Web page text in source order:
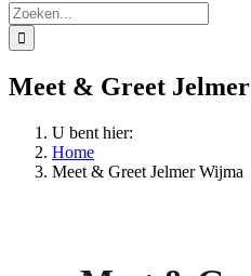
Zoeken
naar:
Meet & Greet
U bent hier:
Home
Meet & Greet Jelmer Wijma